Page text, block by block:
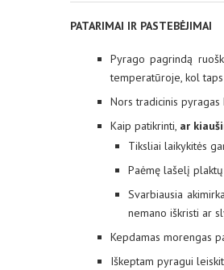
PATARIMAI IR PASTEBĖJIMAI
Pyrago pagrindą
temperatūroje, kol taps
Nors tradicinis pyragas
Kaip patikrinti, ar
Tiksliai laikykitės
Paėmę lašelį
Svarbiausia
nemano iškristi ar
Kepdamas morengas
Iškeptam pyragui